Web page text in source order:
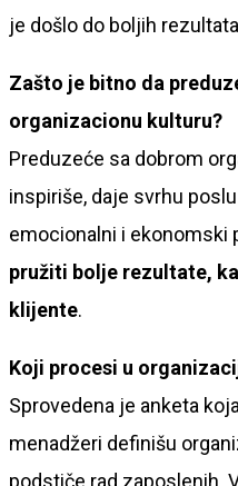
je došlo do boljih
Zašto je bitno da
organizacionu kulturu?
Preduzeće sa dobrom
inspiriše, daje svrhu
emocionalni i ekonomski
pružiti bolje rezultate,
klijente.
Koji procesi u
Sprovedena je anketa
menadžeri definišu
podstiče rad zaposlenih.